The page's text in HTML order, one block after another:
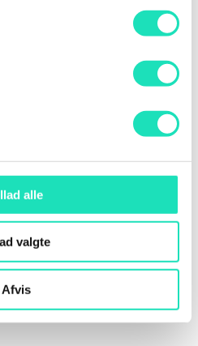
alle
valgte
Afvis
– og hvordan det